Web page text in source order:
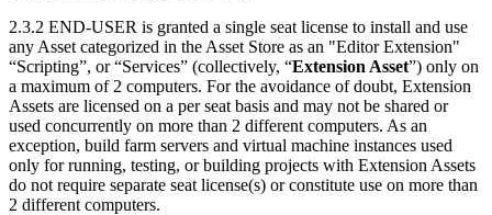
2.3.2 END-USER is granted a single seat license to install and use
any Asset categorized in the Asset Store as an "Editor Extension"
“Scripting”, or “Services” (collectively, “Extension Asset”) only on
a maximum of 2 computers. For the avoidance of doubt, Extension
Assets are licensed on a per seat basis and may not be shared or
used concurrently on more than 2 different computers. As an
exception, build farm servers and virtual machine instances used
only for running, testing, or building projects with Extension Assets
do not require separate seat license(s) or constitute use on more than
2 different computers.